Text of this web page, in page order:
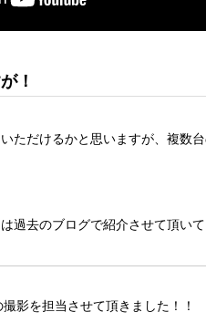
！
ただけるかと思いますが、複数
過去のブログで紹介させて頂い
影を担当させて頂きました！！